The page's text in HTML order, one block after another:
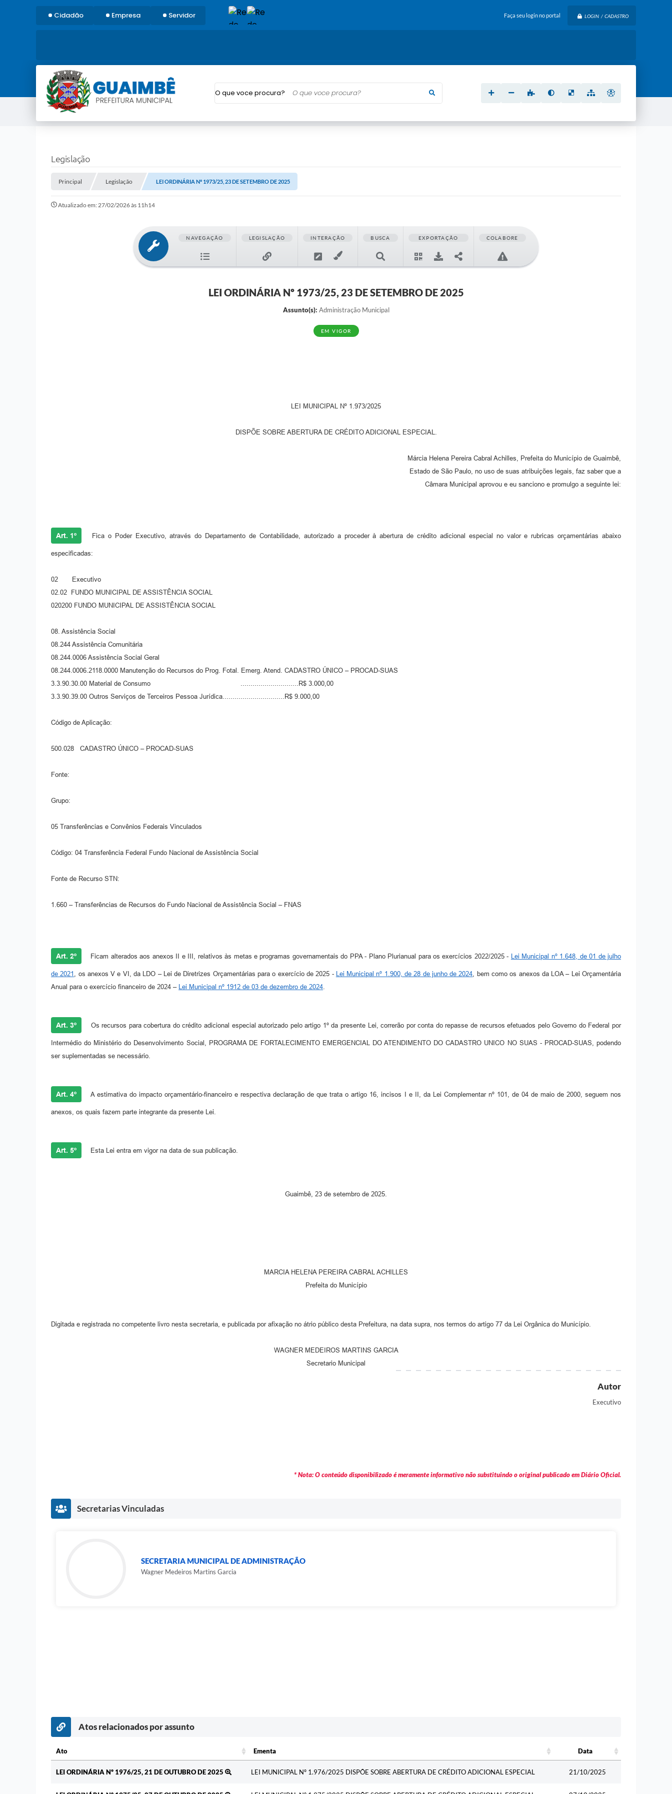
Faça seu login no portal LOGIN / CADASTRO
O que voce procura?
Cidadão Empresa Servidor
Legislação
Principal Legislação LEI ORDINÁRIA Nº 1973/25, 23 DE SETEMBRO DE 2025
Atualizado em: 27/02/2026 às 11h14
NAVEGAÇÃO LEGISLAÇÃO INTERAÇÃO BUSCA EXPORTAÇÃO COLABORE
LEI ORDINÁRIA Nº 1973/25, 23 DE SETEMBRO DE 2025
Assunto(s): Administração Municipal
EM VIGOR
LEI MUNICIPAL Nº 1.973/2025
DISPÕE SOBRE ABERTURA DE CRÉDITO ADICIONAL ESPECIAL.
Márcia Helena Pereira Cabral Achilles, Prefeita do Município de Guaimbê,
Estado de São Paulo, no uso de suas atribuições legais, faz saber que a
Câmara Municipal aprovou e eu sanciono e promulgo a seguinte lei:
Art. 1º Fica o Poder Executivo, através do Departamento de Contabilidade, autorizado a proceder à abertura de crédito adicional especial no valor e rubricas orçamentárias abaixo
especificadas:
02 Executivo
02.02 FUNDO MUNICIPAL DE ASSISTÊNCIA SOCIAL
020200 FUNDO MUNICIPAL DE ASSISTÊNCIA SOCIAL
08. Assistência Social
08.244 Assistência Comunitária
08.244.0006 Assistência Social Geral
08.244.0006.2118.0000 Manutenção do Recursos do Prog. Fotal. Emerg. Atend. CADASTRO ÚNICO – PROCAD-SUAS
3.3.90.30.00 Material de Consumo .............................R$ 3.000,00
3.3.90.39.00 Outros Serviços de Terceiros Pessoa Jurídica...............................R$ 9.000,00
Código de Aplicação:
500.028 CADASTRO ÚNICO – PROCAD-SUAS
Fonte:
Grupo:
05 Transferências e Convênios Federais Vinculados
Código: 04 Transferência Federal Fundo Nacional de Assistência Social
Fonte de Recurso STN:
1.660 – Transferências de Recursos do Fundo Nacional de Assistência Social – FNAS
Art. 2º Ficam alterados aos anexos II e III, relativos às metas e programas governamentais do PPA - Plano Plurianual para os exercícios 2022/2025 - Lei Municipal nº 1.648, de 01 de julho
de 2021 , os anexos V e VI, da LDO – Lei de Diretrizes Orçamentárias para o exercício de 2025 - Lei Municipal nº 1.900, de 28 de junho de 2024, bem como os anexos da LOA – Lei Orçamentária
Anual para o exercício financeiro de 2024 – Lei Municipal nº 1912 de 03 de dezembro de 2024.
Art. 3º Os recursos para cobertura do crédito adicional especial autorizado pelo artigo 1º da presente Lei, correrão por conta do repasse de recursos efetuados pelo Governo do Federal por
Intermédio do Ministério do Desenvolvimento Social, PROGRAMA DE FORTALECIMENTO EMERGENCIAL DO ATENDIMENTO DO CADASTRO UNICO NO SUAS - PROCAD-SUAS, podendo
ser suplementadas se necessário.
Art. 4º A estimativa do impacto orçamentário-financeiro e respectiva declaração de que trata o artigo 16, incisos I e II, da Lei Complementar nº 101, de 04 de maio de 2000, seguem nos
anexos, os quais fazem parte integrante da presente Lei.
Art. 5º Esta Lei entra em vigor na data de sua publicação.
Guaimbê, 23 de setembro de 2025.
MARCIA HELENA PEREIRA CABRAL ACHILLES
Prefeita do Município
Digitada e registrada no competente livro nesta secretaria, e publicada por afixação no átrio público desta Prefeitura, na data supra, nos termos do artigo 77 da Lei Orgânica do Município.
WAGNER MEDEIROS MARTINS GARCIA
Secretario Municipal
Autor
Executivo
* Nota: O conteúdo disponibilizado é meramente informativo não substituindo o original publicado em Diário Oficial.
Secretarias Vinculadas
SECRETARIA MUNICIPAL DE ADMINISTRAÇÃO
Wagner Medeiros Martins Garcia
Atos relacionados por assunto
Ato Ementa
Data
LEI ORDINÁRIA Nº 1976/25, 21 DE OUTUBRO DE 2025
LEI MUNICIPAL Nº 1.976/2025 DISPÕE SOBRE ABERTURA DE CRÉDITO ADICIONAL ESPECIAL 21/10/2025